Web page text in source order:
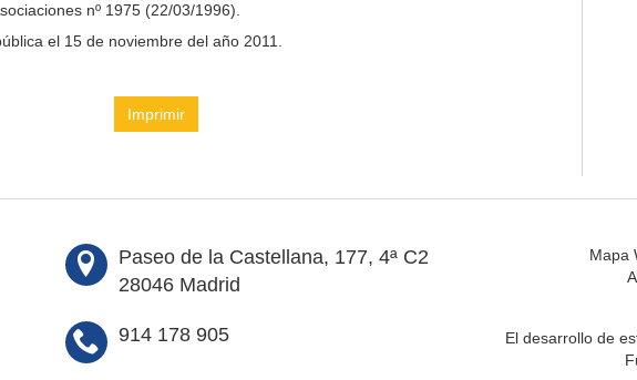
nº 1975 (22/03/1996).
el 15 de noviembre del año 2011.
Imprimir
Paseo de la Castellana, 177, 4ª C2
28046 Madrid
914 178 905
Mapa
El desarrollo de